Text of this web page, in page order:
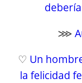
⋙
♡ Un
la felicidad